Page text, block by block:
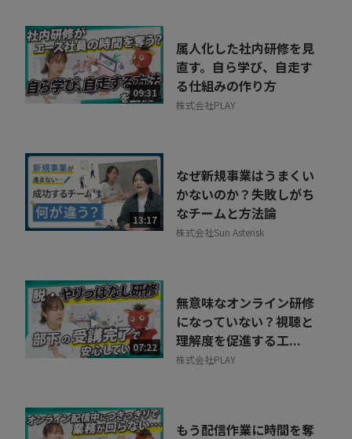
09:31
属人化した社内研修を見
直す。自ら学び、自走す
る仕組みの作り方
株式会社PLAY
13:17
なぜ新規事業はうまくい
かないのか？失敗しがち
なチームと方法論
株式会社Sun Asterisk
07:22
無意味なオンライン研修
になっていない？視聴と
理解度を促進する工...
株式会社PLAY
もう配信作業に時間を奪